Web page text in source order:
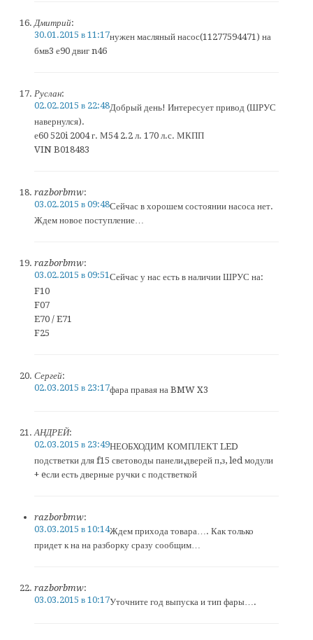
Дмитрий:
30.01.2015 в 11:17нужен масляный насос(11277594471) на
бмв3 е90 двиг n46
Руслан:
02.02.2015 в 22:48Добрый день! Интересует привод (ШРУС
навернулся).
е60 520i 2004 г. М54 2.2 л. 170 л.с. МКПП
VIN B018483
razborbmw:
03.02.2015 в 09:48Сейчас в хорошем состоянии насоса нет.
Ждем новое поступление…
razborbmw:
03.02.2015 в 09:51Сейчас у нас есть в наличии ШРУС на:
F10
F07
E70 / E71
F25
Сергей:
02.03.2015 в 23:17фара правая на BMW X3
АНДРЕЙ:
02.03.2015 в 23:49НЕОБХОДИМ КОМПЛЕКТ LED
подстветки для f15 световоды панели,дверей п,з, led модули
+ eсли есть дверные ручки с подстветкой
razborbmw:
03.03.2015 в 10:14Ждем прихода товара…. Как только
придет к на на разборку сразу сообщим…
razborbmw:
03.03.2015 в 10:17Уточните год выпуска и тип фары….